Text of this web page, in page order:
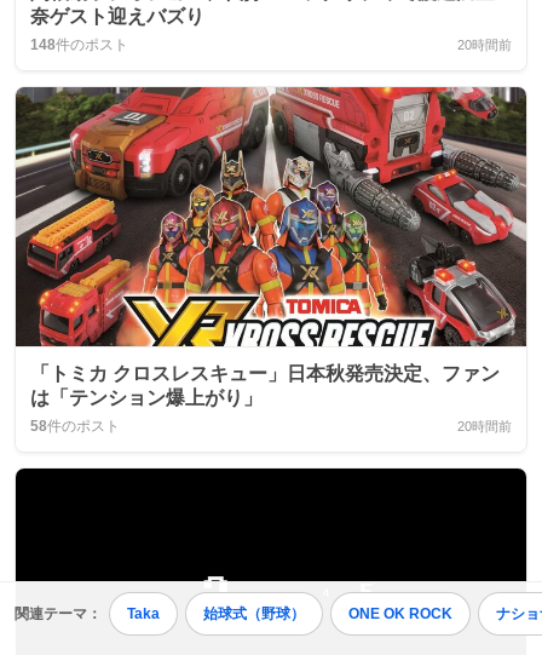
関連テーマ： Taka 始球式（野球） ONE OK ROCK ナシ
奈ゲスト迎えバズり
148件のポスト 20時間前
「トミカ クロスレスキュー」日本秋発売決定、ファン
は「テンション爆上がり」
58件のポスト 20時間前